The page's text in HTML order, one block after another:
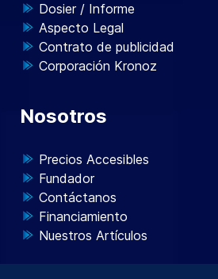
Dosier / Informe
Aspecto Legal
Contrato de publicidad
Corporación Kronoz
Nosotros
Precios Accesibles
Fundador
Contáctanos
Financiamiento
Nuestros Artículos